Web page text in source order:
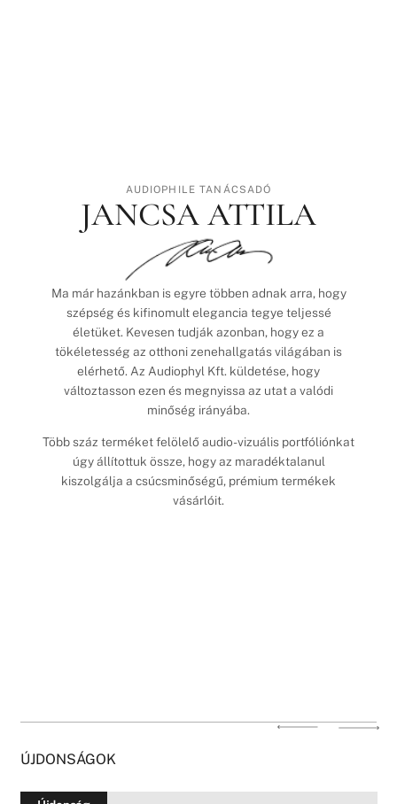
AUDIOPHILE TANÁCSADÓ
JANCSA ATTILA
Ma már hazánkban is egyre többen adnak arra, hogy
szépség és kifinomult elegancia tegye teljessé
életüket. Kevesen tudják azonban, hogy ez a
tökéletesség az otthoni zenehallgatás világában is
elérhető. Az Audiophyl Kft. küldetése, hogy
változtasson ezen és megnyissa az utat a valódi
minőség irányába.
Több száz terméket felölelő audio-vizuális portfóliónkat
úgy állítottuk össze, hogy az maradéktalanul
kiszolgálja a csúcsminőségű, prémium termékek
vásárlóit.
ÚJDONSÁGOK